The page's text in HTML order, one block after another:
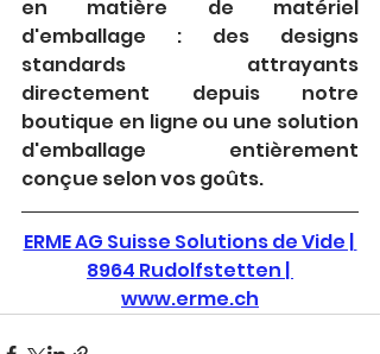
en matière de matériel
d'emballage : des designs
standards attrayants
directement depuis notre
boutique en ligne ou une solution
d'emballage entièrement
conçue selon vos goûts.
ERME AG Suisse Solutions de Vide |
8964 Rudolfstetten |
www.erme.ch